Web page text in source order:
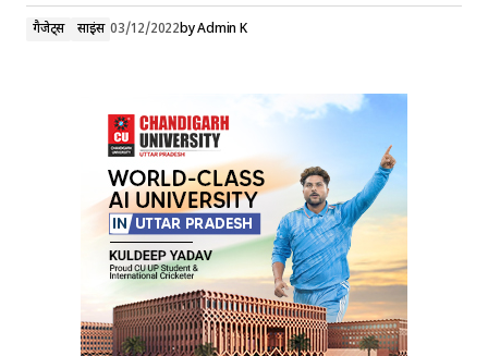
गैजेट्स साइंस 03/12/2022byAdmin K